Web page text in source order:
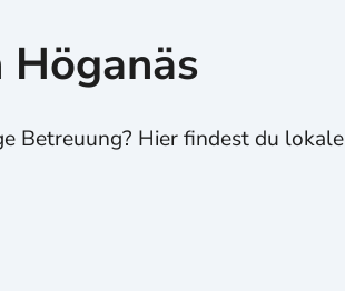
Betreuung? Hier findest du lokale